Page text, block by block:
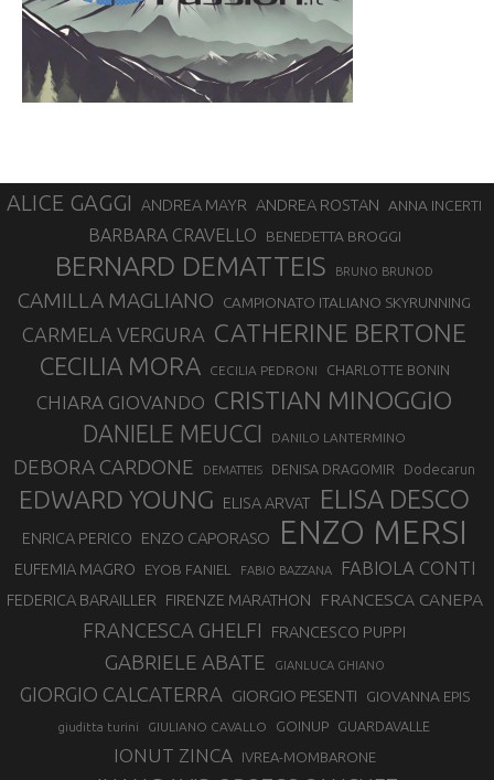
ALICE GAGGI ANDREA MAYR ANDREA ROSTAN ANNA INCERTI
BARBARA CRAVELLO BENEDETTA BROGGI
BERNARD DEMATTEIS BRUNO BRUNOD
CAMILLA MAGLIANO CAMPIONATO ITALIANO SKYRUNNING
CARMELA VERGURA CATHERINE BERTONE
CECILIA MORA CECILIA PEDRONI CHARLOTTE BONIN
CHIARA GIOVANDO CRISTIAN MINOGGIO
DANIELE MEUCCI DANILO LANTERMINO
DEBORA CARDONE DEMATTEIS DENISA DRAGOMIR Dodecarun
EDWARD YOUNG ELISA ARVAT ELISA DESCO
ENRICA PERICO ENZO CAPORASO ENZO MERSI
EUFEMIA MAGRO EYOB FANIEL FABIO BAZZANA FABIOLA CONTI
FEDERICA BARAILLER FIRENZE MARATHON FRANCESCA CANEPA
FRANCESCA GHELFI FRANCESCO PUPPI
GABRIELE ABATE GIANLUCA GHIANO
GIORGIO CALCATERRA GIORGIO PESENTI GIOVANNA EPIS
giuditta turini GIULIANO CAVALLO GOINUP GUARDAVALLE
IONUT ZINCA IVREA-MOMBARONE